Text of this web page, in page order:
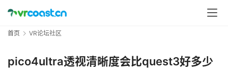
首页 VR论坛社区
pico4ultra透视清晰度会比quest3好多少